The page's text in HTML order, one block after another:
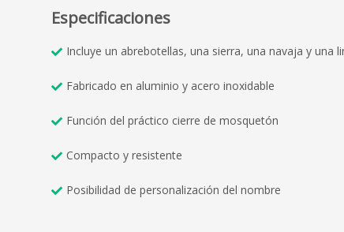
Especificaciones
Incluye un abrebotellas, una sierra, una navaja y una
Fabricado en aluminio y acero inoxidable
Función del práctico cierre de mosquetón
Compacto y resistente
Posibilidad de personalización del nombre